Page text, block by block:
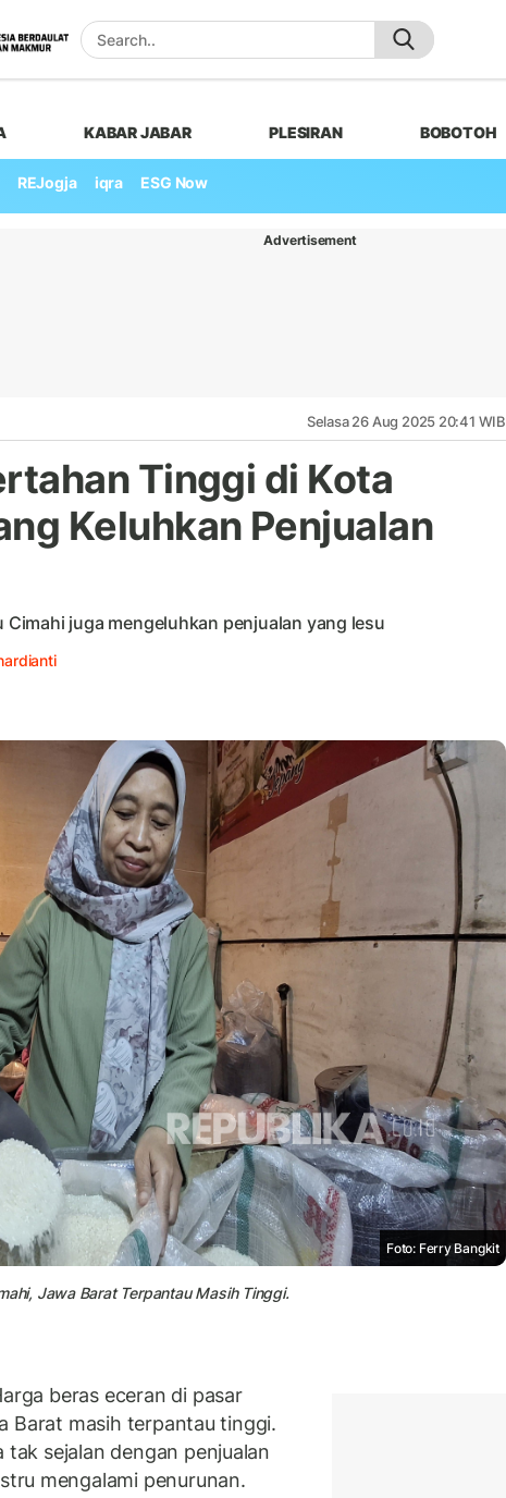
KABAR JABAR PLESIRAN BOBOTOH
REJogja iqra ESG Now
Advertisement
Selasa 26 Aug 2025 20:41 WIB
Tinggi di Kota
Keluhkan Penjualan
Cimahi juga mengeluhkan penjualan yang lesu
Foto: Ferry Bangkit
Jawa Barat Terpantau Masih Tinggi.
beras eceran di pasar
Barat masih terpantau tinggi.
sejalan dengan penjualan
mengalami penurunan.